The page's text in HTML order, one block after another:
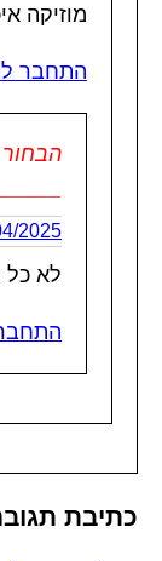
מוזיקה
התחבר
14/04/2025
לא כל
כתיבת